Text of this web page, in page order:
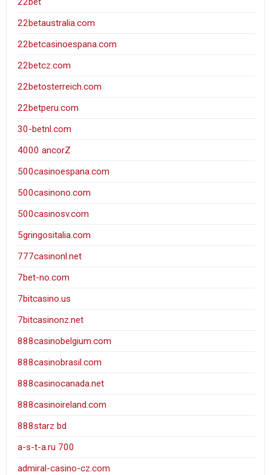
22betaustralia.com
22betcasinoespana.com
22betcz.com
22betosterreich.com
22betperu.com
30-betnl.com
4000 ancorZ
500casinoespana.com
500casinono.com
500casinosv.com
5gringositalia.com
777casinonl.net
7bet-no.com
7bitcasino.us
7bitcasinonz.net
888casinobelgium.com
888casinobrasil.com
888casinocanada.net
888casinoireland.com
888starz bd
a-s-t-a.ru 700
admiral-casino-cz.com